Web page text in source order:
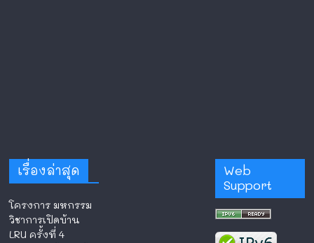
เรื่องล่าสุด
โครงการ มหกรรม
วิชาการเปิดบ้าน
LRU ครั้งที่ 4
Web
Support